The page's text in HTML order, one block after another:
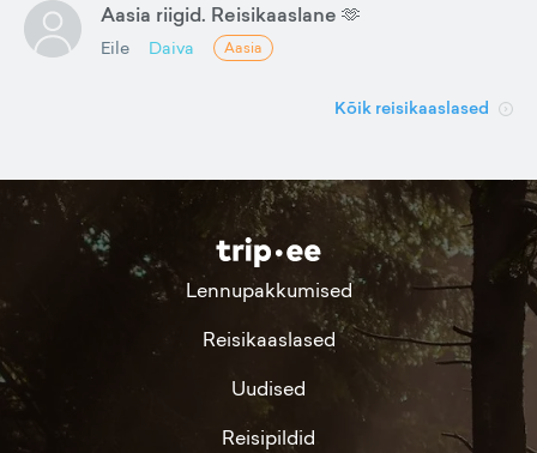
Aasia riigid. Reisikaaslane 🫶
Eile Daiva Aasia
Kõik reisikaaslased
Lennupakkumised
Reisikaaslased
Uudised
Reisipildid